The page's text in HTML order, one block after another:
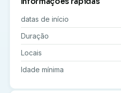
Participe de programas
com o objetivo de
de saúde.
Por que escolher um
Esses programas são mais
datas de início
Duração
Locais
Idade mínima